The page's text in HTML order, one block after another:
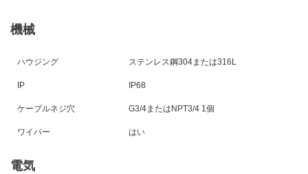
機械
ハウジング ステンレス鋼304または316L
IP IP68
ケーブルネジ穴 G3/4またはNPT3/4 1個
ワイパー はい
電気